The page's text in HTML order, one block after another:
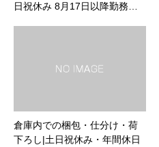
日祝休み 8月17日以降勤務…
倉庫内での梱包・仕分け・荷
下ろし|土日祝休み・年間休日